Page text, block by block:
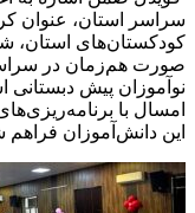
کودکستان‌های استان،
صورت هم‌زمان در
نوآموزان پیش دبستانی
امسال با
این دانش‌آموزان فراهم